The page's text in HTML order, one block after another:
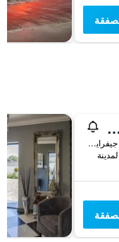
جست هاوس
32 Waterkant Street, جيفرايس باي, محافظة الكاب الشرقية, جنوب أفريقيا